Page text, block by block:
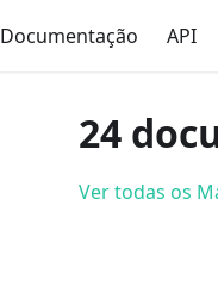
Documentação API
24
Ver todas os